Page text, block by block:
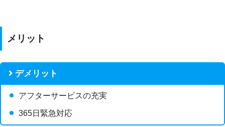
メリット
デメリット
アフターサービスの充実
365日緊急対応